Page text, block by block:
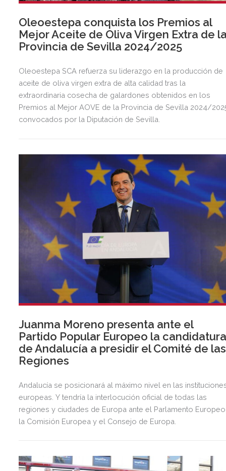
Oleoestepa conquista los Premios al
Mejor Aceite de Oliva Virgen Extra de
Provincia de Sevilla 2024/2025
Oleoestepa SCA refuerza su liderazgo en la producción de
aceite de oliva virgen extra de alta calidad tras la
extraordinaria cosecha de galardones obtenidos en los
Premios al Mejor AOVE de la Provincia de Sevilla 2024/
convocados por la Diputación de Sevilla.
Juanma Moreno presenta ante el
Partido Popular Europeo la
de Andalucía a presidir el Comité de las
Regiones
Andalucía se posicionará al máximo nivel en las
europeas. Y tendría la interlocución oficial de todas las
regiones y ciudades de Europa ante el Parlamento
la Comisión Europea y el Consejo de Europa.